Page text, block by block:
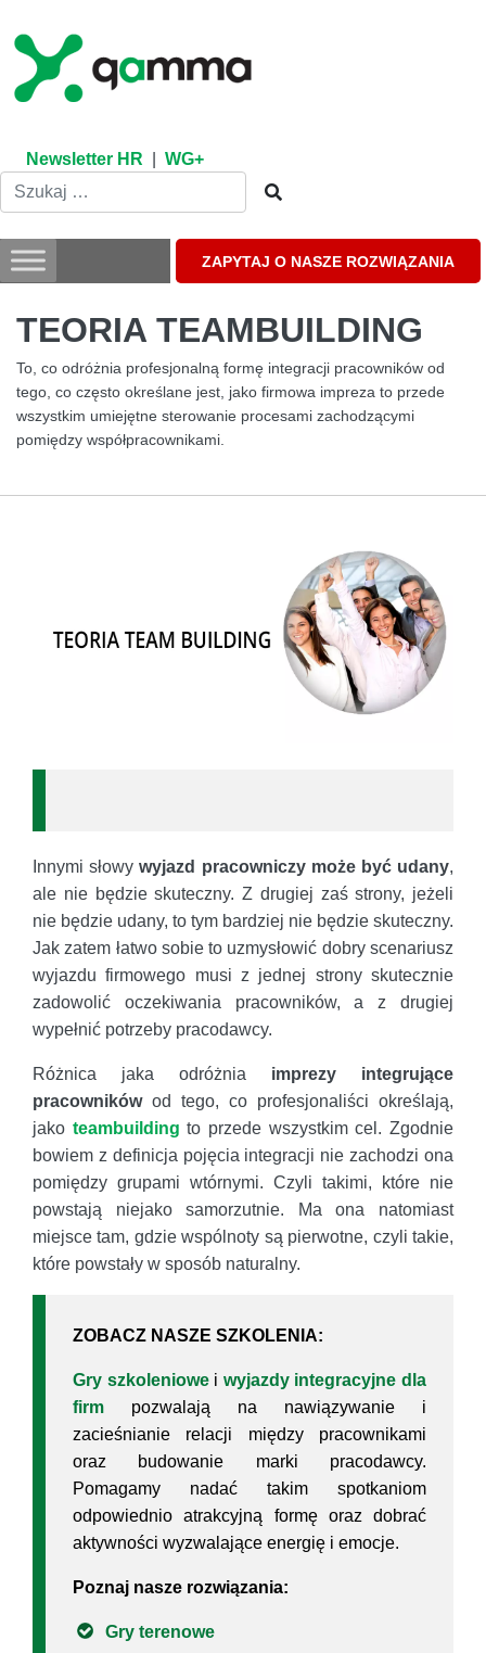
content
Newsletter HR WG+
ZAPYTAJ O NASZE ROZWIĄZANIA
TEORIA TEAMBUILDING
To, co odróżnia profesjonalną formę integracji pracowników od
tego, co często określane jest, jako firmowa impreza to przede
wszystkim umiejętne sterowanie procesami zachodzącymi
pomiędzy współpracownikami.
Innymi słowywyjazd pracowniczy może być udany,
ale nie będzie skuteczny. Z drugiej zaś strony, jeżeli
nie będzie udany, to tym bardziej nie będzie skuteczny.
Jak zatem łatwo sobie to uzmysłowić dobry scenariusz
wyjazdu firmowego musi z jednej strony skutecznie
zadowolić oczekiwania pracowników, a z drugiej
wypełnić potrzeby pracodawcy.
Różnica jaka odróżnia imprezy integrujące
pracownikówod tego, co profesjonaliści określają,
jako teambuilding to przede wszystkim cel. Zgodnie
bowiem z definicja pojęcia integracji nie zachodzi ona
pomiędzy grupami wtórnymi. Czyli takimi, które nie
powstają niejako samorzutnie. Ma ona natomiast
miejsce tam, gdzie wspólnoty są pierwotne, czyli takie,
które powstały w sposób naturalny.
ZOBACZ NASZE SZKOLENIA:
Gry szkoleniowei wyjazdy integracyjne dla
firm pozwalają na nawiązywanie i
zacieśnianie relacji między pracownikami
oraz budowanie marki pracodawcy.
Pomagamy nadać takim spotkaniom
odpowiednio atrakcyjną formę oraz dobrać
aktywności wyzwalające energię i emocje.
Poznaj nasze rozwiązania:
Gry terenowe